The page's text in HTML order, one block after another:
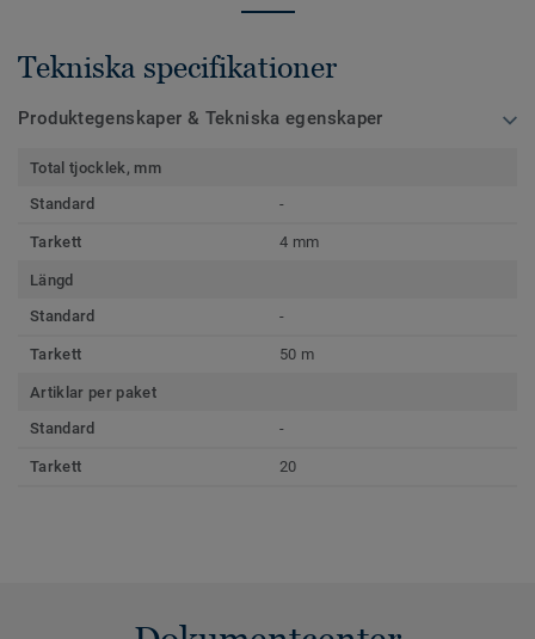
Tekniska specifikationer
Produktegenskaper & Tekniska egenskaper
Total tjocklek, mm
Standard
-
Tarkett 4 mm
Längd
Standard
-
Tarkett 50 m
Artiklar per paket
Standard
-
Tarkett 20